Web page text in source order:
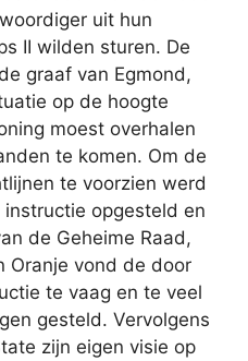
uit hun
II wilden sturen. De
graaf van Egmond,
op de hoogte
moest overhalen
te komen. Om de
te voorzien werd
opgesteld en
de Geheime Raad,
Oranje vond de door
te vaag en te veel
gesteld. Vervolgens
zijn eigen visie op